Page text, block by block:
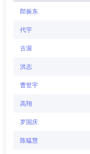
王凡 董事,总经
王凡先生：博士，
曾军
曾军先生：董事，硕
份有限公司经理、哈
郎振东
代宇
古渥
洪志
曹世宇
高翔
罗国庆
陈韫慧